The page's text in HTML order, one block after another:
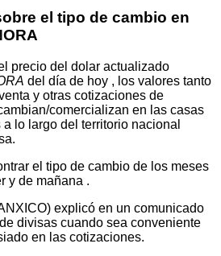
el tipo de cambio en
precio del dolar actualizado
del día de hoy , los valores tanto
y otras cotizaciones de
comercializan en las casas
lo largo del territorio nacional
el tipo de cambio de los meses
y de mañana .
explicó en un comunicado
divisas cuando sea conveniente
en las cotizaciones.